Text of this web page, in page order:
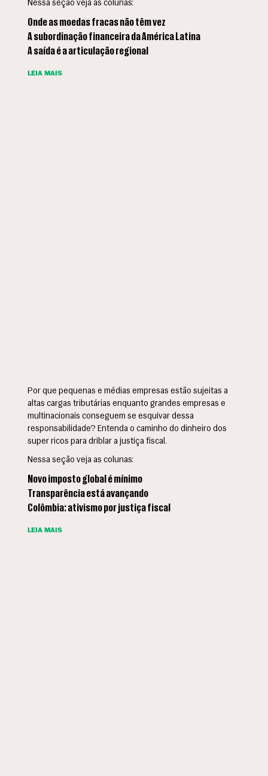
Nessa seção veja as colunas:
Onde as moedas fracas não têm vez
A subordinação financeira da América Latina
A saída é a articulação regional
LEIA MAIS
Por que pequenas e médias empresas estão sujeitas a
altas cargas tributárias enquanto grandes empresas e
multinacionais conseguem se esquivar dessa
responsabilidade? Entenda o caminho do dinheiro dos
super ricos para driblar a justiça fiscal.
Nessa seção veja as colunas:
Novo imposto global é mínimo
Transparência está avançando
Colômbia: ativismo por justiça fiscal
LEIA MAIS